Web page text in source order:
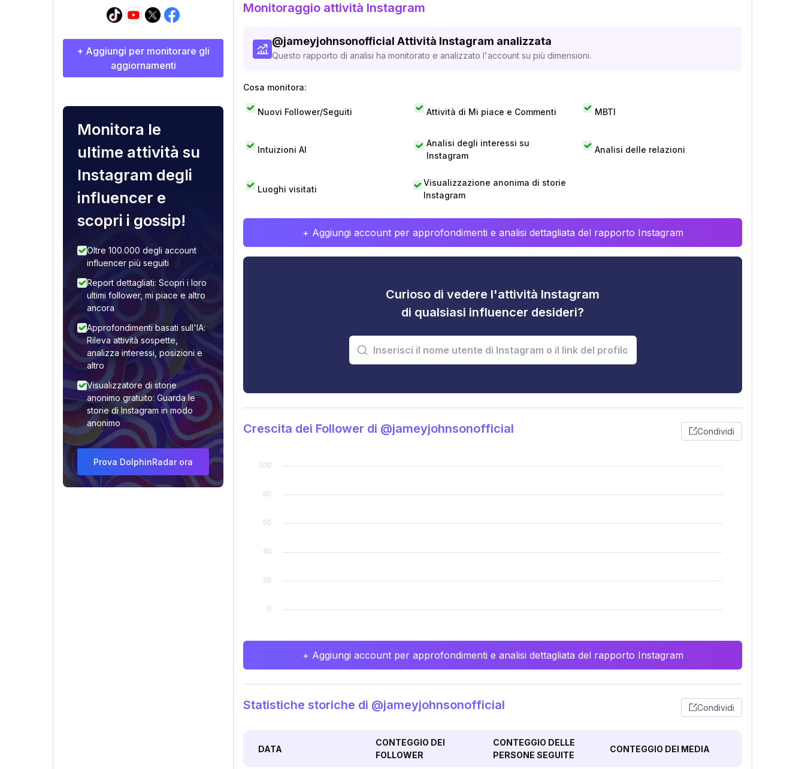
+ Aggiungi per monitorare gli
aggiornamenti
Monitora le
ultime attività su
Instagram degli
influencer e
scopri i gossip!
Oltre 100.000 degli account
influencer più seguiti
Report dettagliati: Scopri i loro
ultimi follower, mi piace e altro
ancora
Approfondimenti basati sull'IA:
Rileva attività sospette,
analizza interessi, posizioni e
altro
Visualizzatore di storie
anonimo gratuito: Guarda le
storie di Instagram in modo
anonimo
Prova DolphinRadar ora
Monitoraggio attività Instagram
@jameyjohnsonofficial Attività Instagram analizzata
Questo rapporto di analisi ha monitorato e analizzato l'account su più dimensioni.
Cosa monitora:
Nuovi Follower/Seguiti Attività di Mi piace e Commenti MBTI
Intuizioni AI
Analisi degli interessi su
Instagram
Analisi delle relazioni
Luoghi visitati
Visualizzazione anonima di storie
Instagram
+ Aggiungi account per approfondimenti e analisi dettagliata del rapporto Instagram
Curioso di vedere l'attività Instagram
di qualsiasi influencer desideri?
Crescita dei Follower di @jameyjohnsonofficial Condividi
+ Aggiungi account per approfondimenti e analisi dettagliata del rapporto Instagram
Statistiche storiche di @jameyjohnsonofficial Condividi
DATA
CONTEGGIO DEI
FOLLOWER
CONTEGGIO DELLE
PERSONE SEGUITE
CONTEGGIO DEI MEDIA